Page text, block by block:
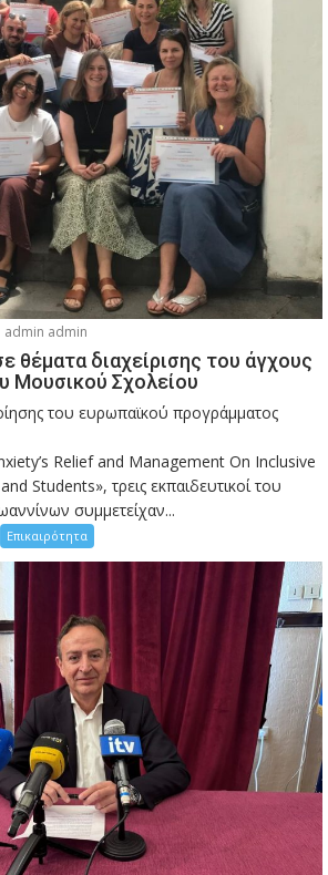
admin admin
θέματα διαχείρισης του άγχους
Μουσικού Σχολείου
του ευρωπαϊκού προγράμματος
Relief and Management On Inclusive
Students», τρεις εκπαιδευτικοί του
συμμετείχαν...
Επικαιρότητα